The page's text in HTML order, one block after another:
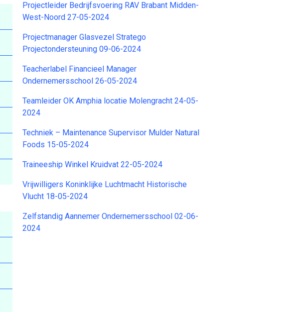
Projectleider Bedrijfsvoering RAV Brabant Midden-
West-Noord 27-05-2024
Projectmanager Glasvezel Stratego
Projectondersteuning 09-06-2024
Teacherlabel Financieel Manager
Ondernemersschool 26-05-2024
Teamleider OK Amphia locatie Molengracht 24-05-
2024
Techniek – Maintenance Supervisor Mulder Natural
Foods 15-05-2024
Traineeship Winkel Kruidvat 22-05-2024
Vrijwilligers Koninklijke Luchtmacht Historische
Vlucht 18-05-2024
Zelfstandig Aannemer Ondernemersschool 02-06-
2024